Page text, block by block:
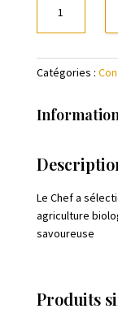
Confiture
de
citron
Osbeck
Catégories :
Le Chef a
agriculture
savoureuse
Produits